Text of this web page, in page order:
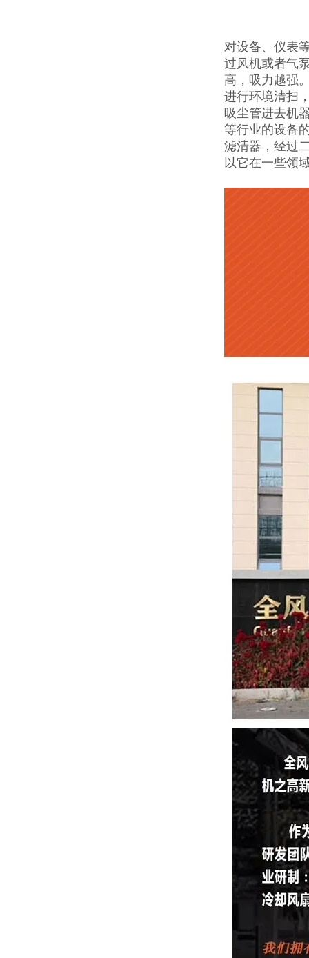
对设备、仪表
过风机或者气
高，吸力越强
进行环境清扫
吸尘管进去机
等行业的设备
滤清器，经过
以它在一些领